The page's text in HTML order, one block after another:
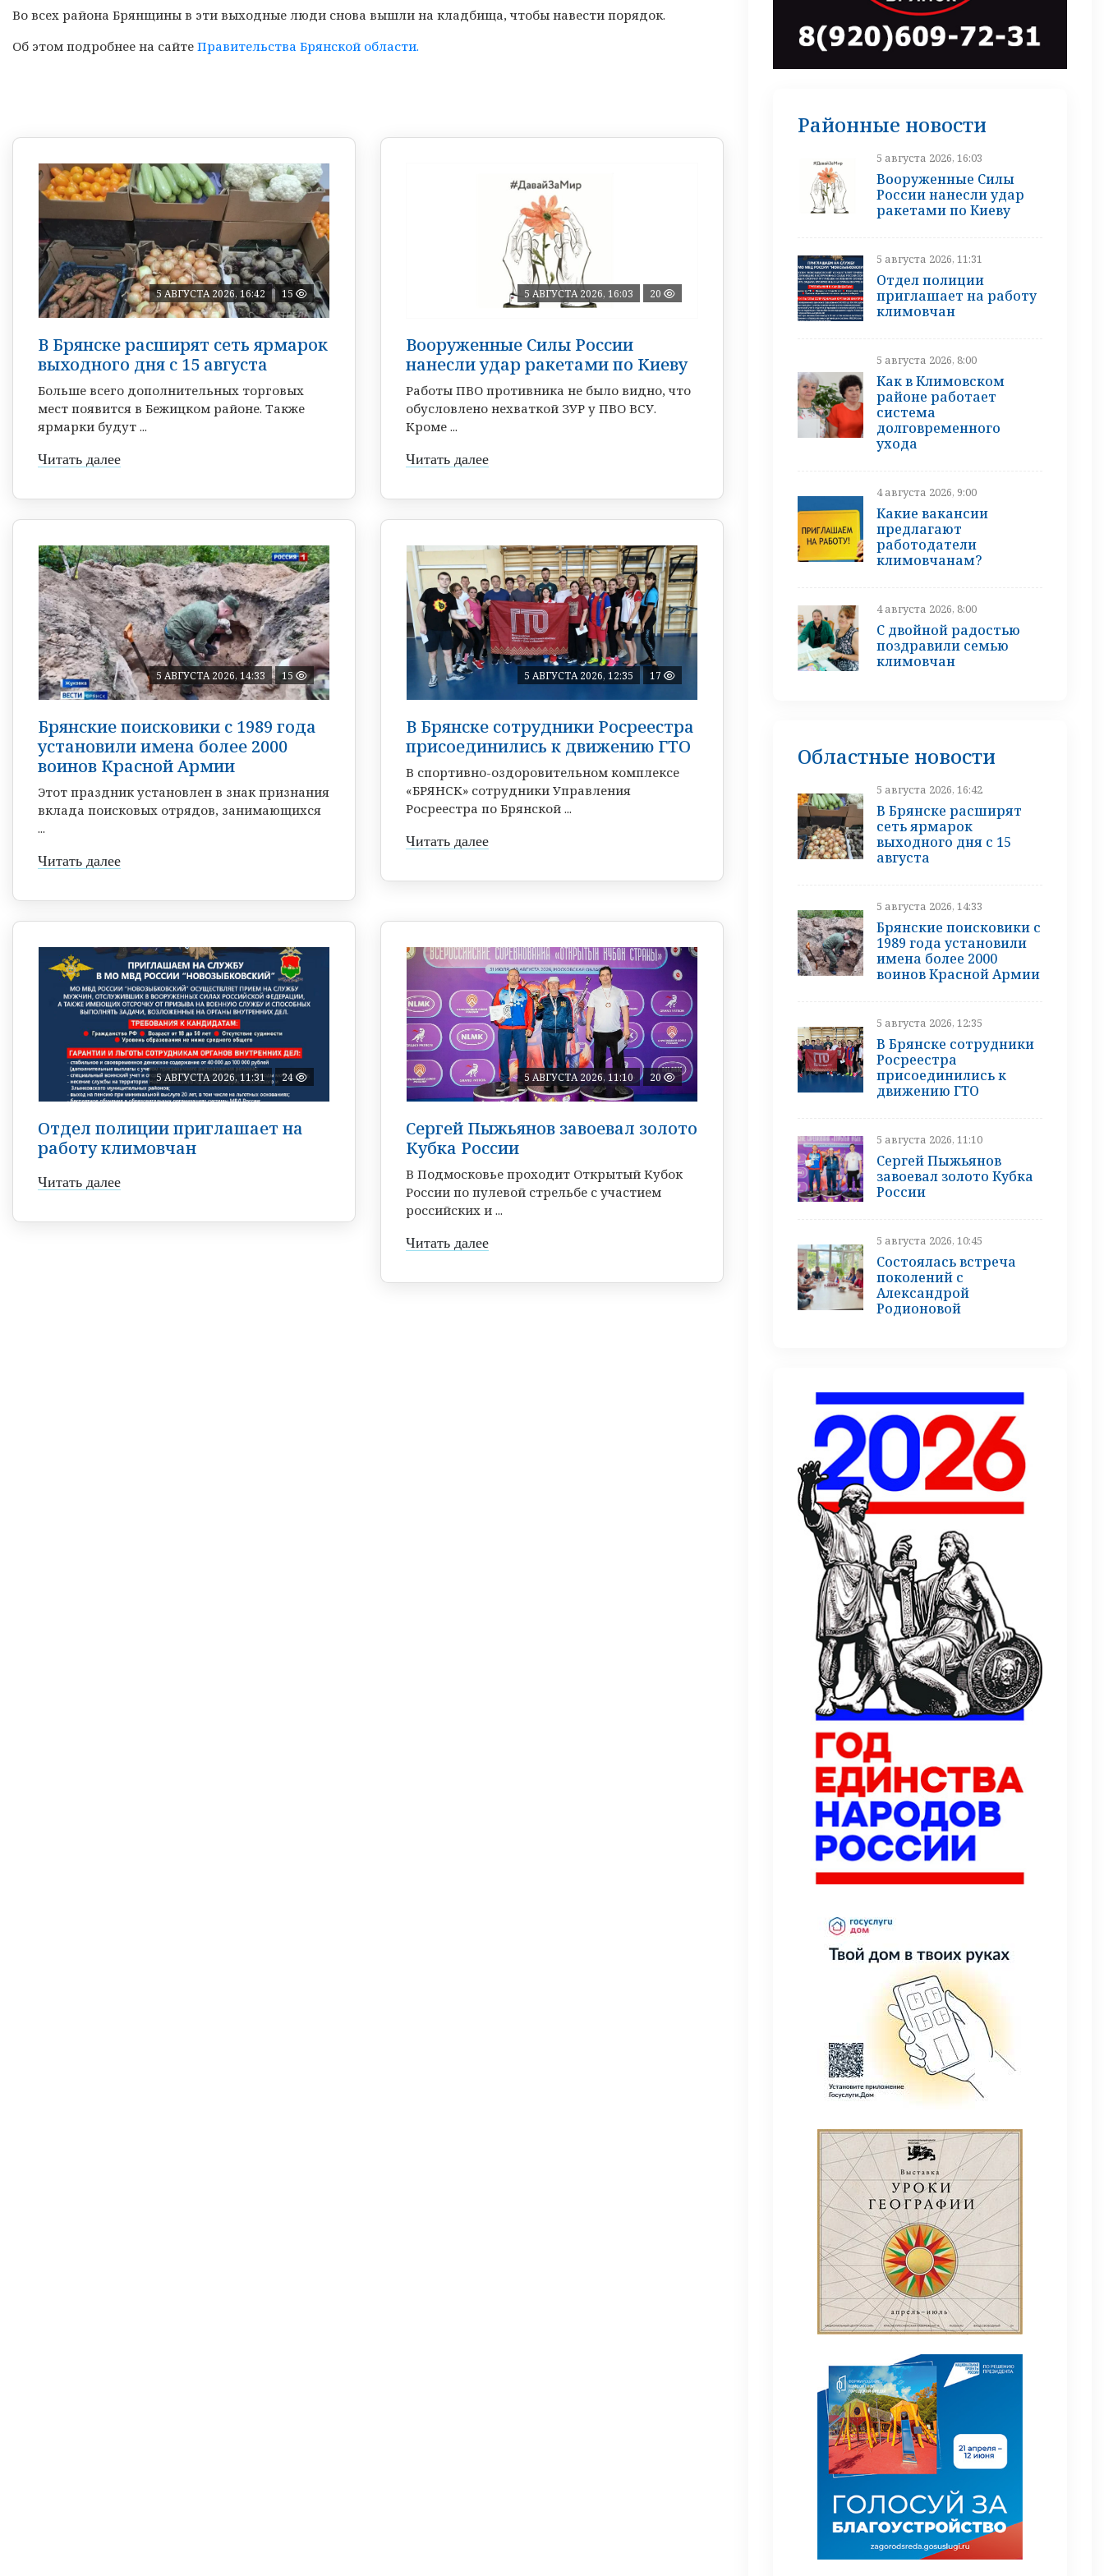
Во всех района Брянщины в эти выходные люди снова вышли на кладбища, чтобы навести порядок.
Об этом подробнее на сайте Правительства Брянской области.
5 АВГУСТА 2026, 16:42 15
В Брянске расширят сеть ярмарок
выходного дня с 15 августа
Больше всего дополнительных торговых
мест появится в Бежицком районе. Также
ярмарки будут ...
Читать далее
5 АВГУСТА 2026, 16:03 20
Вооруженные Силы России
нанесли удар ракетами по Киеву
Работы ПВО противника не было видно, что
обусловлено нехваткой ЗУР у ПВО ВСУ.
Кроме ...
Читать далее
5 АВГУСТА 2026, 14:33 15
Брянские поисковики с 1989 года
установили имена более 2000
воинов Красной Армии
Этот праздник установлен в знак признания
вклада поисковых отрядов, занимающихся
...
Читать далее
5 АВГУСТА 2026, 12:35 17
В Брянске сотрудники Росреестра
присоединились к движению ГТО
В спортивно-оздоровительном комплексе
«БРЯНСК» сотрудники Управления
Росреестра по Брянской ...
Читать далее
5 АВГУСТА 2026, 11:31 24
Отдел полиции приглашает на
работу климовчан
Читать далее
5 АВГУСТА 2026, 11:10 20
Сергей Пыжьянов завоевал золото
Кубка России
В Подмосковье проходит Открытый Кубок
России по пулевой стрельбе с участием
российских и ...
Читать далее
Районные новости
5 августа 2026, 16:03
Вооруженные Силы
России нанесли удар
ракетами по Киеву
5 августа 2026, 11:31
Отдел полиции
приглашает на работу
климовчан
5 августа 2026, 8:00
Как в Климовском
районе работает
система
долговременного
ухода
4 августа 2026, 9:00
Какие вакансии
предлагают
работодатели
климовчанам?
4 августа 2026, 8:00
С двойной радостью
поздравили семью
климовчан
Областные новости
5 августа 2026, 16:42
В Брянске расширят
сеть ярмарок
выходного дня с 15
августа
5 августа 2026, 14:33
Брянские поисковики с
1989 года установили
имена более 2000
воинов Красной Армии
5 августа 2026, 12:35
В Брянске сотрудники
Росреестра
присоединились к
движению ГТО
5 августа 2026, 11:10
Сергей Пыжьянов
завоевал золото Кубка
России
5 августа 2026, 10:45
Состоялась встреча
поколений с
Александрой
Родионовой